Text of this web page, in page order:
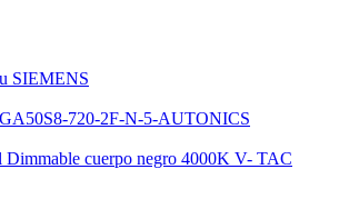
SIEMENS
720-2F-N-5-AUTONICS
cuerpo negro 4000K V- TAC